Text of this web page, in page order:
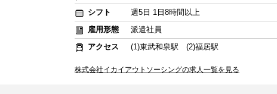
シフト
週5日 1日8時間以上
雇用形態
派遣社員
アクセス
(1)東武和泉駅 (2)福居駅
株式会社イカイアウトソーシングの求人一覧を見る